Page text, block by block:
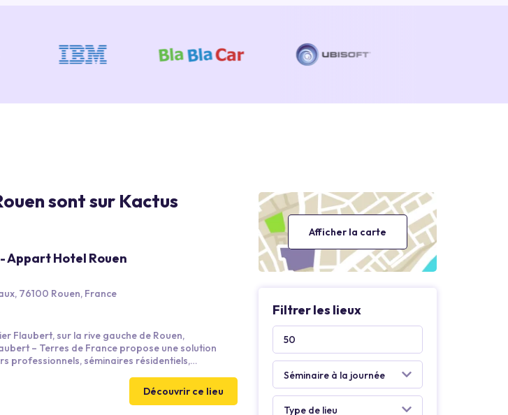
Afficher la carte
Filtrer les lieux
sont sur Kactus
Appart Hotel Rouen
76100 Rouen, France
Flaubert, sur la rive gauche de Rouen,
– Terres de France propose une solution
professionnels, séminaires résidentiels,
en commun, il se trouve à environ 15 min de
Découvrir ce lieu